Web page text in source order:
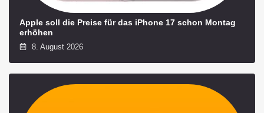
Apple soll die Preise für das iPhone 17 schon Montag
erhöhen
8. August 2026